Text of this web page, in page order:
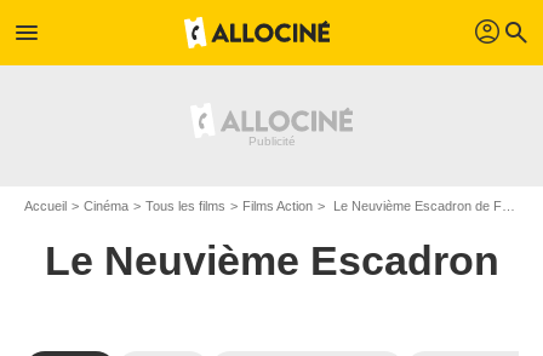
menu profil search
Accueil Cinéma Tous les films Films Action Le Neuvième Escadron de Fedor Bondarchuk
Le Neuvième Escadron